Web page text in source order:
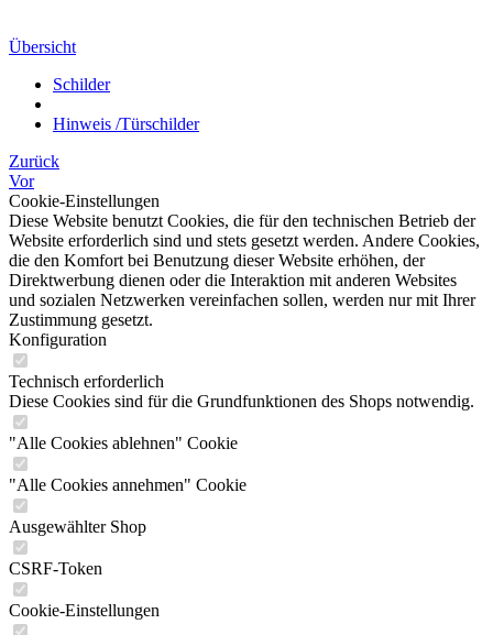
Übersicht
Schilder
Hinweis /Türschilder
Zurück
Vor
Cookie-Einstellungen
Diese Website benutzt Cookies, die für den technischen Betrieb der
Website erforderlich sind und stets gesetzt werden. Andere Cookies,
die den Komfort bei Benutzung dieser Website erhöhen, der
Direktwerbung dienen oder die Interaktion mit anderen Websites
und sozialen Netzwerken vereinfachen sollen, werden nur mit Ihrer
Zustimmung gesetzt.
Konfiguration
Technisch erforderlich
Diese Cookies sind für die Grundfunktionen des Shops notwendig.
"Alle Cookies ablehnen" Cookie
"Alle Cookies annehmen" Cookie
Ausgewählter Shop
CSRF-Token
Cookie-Einstellungen